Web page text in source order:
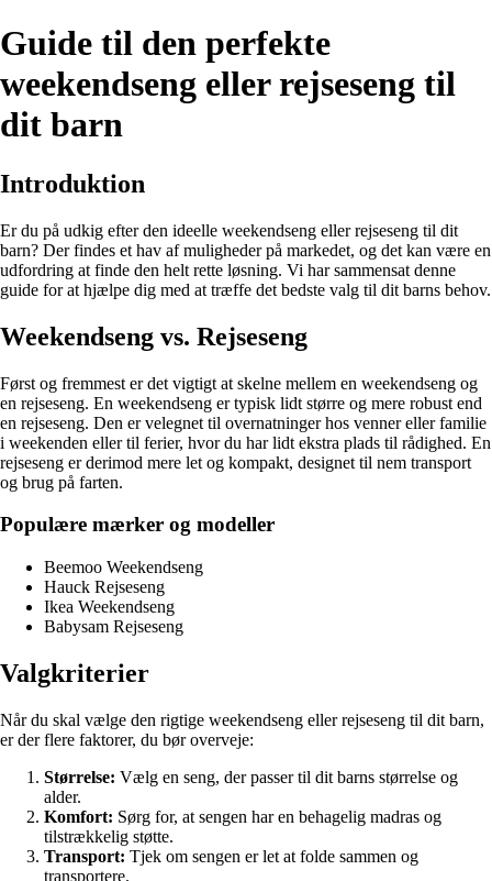
Guide til den perfekte
weekendseng eller rejseseng til
dit barn
Introduktion
Er du på udkig efter den ideelle weekendseng eller rejseseng til dit
barn? Der findes et hav af muligheder på markedet, og det kan være en
udfordring at finde den helt rette løsning. Vi har sammensat denne
guide for at hjælpe dig med at træffe det bedste valg til dit barns behov.
Weekendseng vs. Rejseseng
Først og fremmest er det vigtigt at skelne mellem en weekendseng og
en rejseseng. En weekendseng er typisk lidt større og mere robust end
en rejseseng. Den er velegnet til overnatninger hos venner eller familie
i weekenden eller til ferier, hvor du har lidt ekstra plads til rådighed. En
rejseseng er derimod mere let og kompakt, designet til nem transport
og brug på farten.
Populære mærker og modeller
Beemoo Weekendseng
Hauck Rejseseng
Ikea Weekendseng
Babysam Rejseseng
Valgkriterier
Når du skal vælge den rigtige weekendseng eller rejseseng til dit barn,
er der flere faktorer, du bør overveje:
Størrelse: Vælg en seng, der passer til dit barns størrelse og
alder.
Komfort: Sørg for, at sengen har en behagelig madras og
tilstrækkelig støtte.
Transport: Tjek om sengen er let at folde sammen og
transportere.